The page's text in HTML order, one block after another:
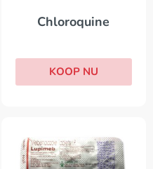
Chloroquine
KOOP NU